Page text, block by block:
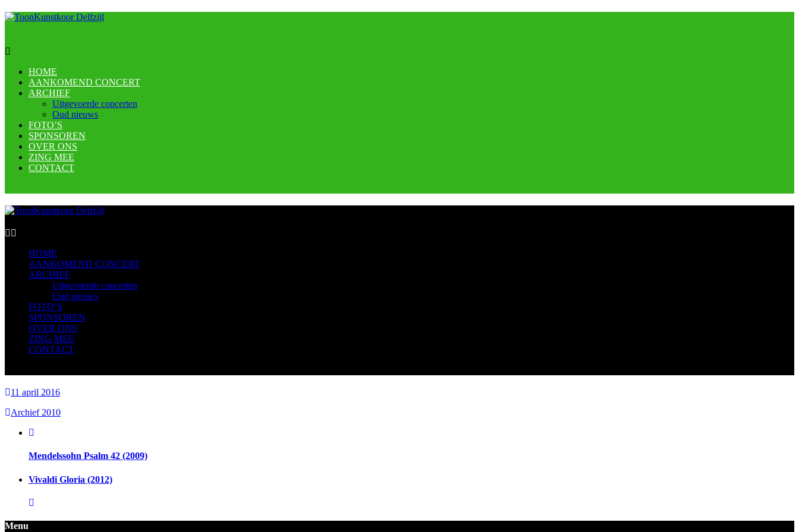
HOME
AANKOMEND CONCERT
ARCHIEF
Uitgevoerde concerten
Oud nieuws
FOTO’S
SPONSOREN
OVER ONS
ZING MEE
CONTACT
HOME
AANKOMEND CONCERT
ARCHIEF
Uitgevoerde concerten
Oud nieuws
FOTO’S
SPONSOREN
OVER ONS
ZING MEE
CONTACT
11 april 2016
Archief 2010
Mendelssohn Psalm 42 (2009)
Vivaldi Gloria (2012)
Menu